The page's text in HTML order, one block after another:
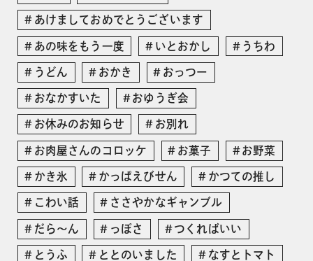
あけましておめでとうございます
あの味をもう一度 いとおかし うちわ
うどん おかき おっつー
おなかすいた おゆうぎ会
お休みのお知らせ お別れ
お肉屋さんのコロッケ お菓子 お野菜
かき氷 かっぱえびせん かつての推し
こわい話 ささやかなギャンブル
だら〜ん っぽさ つくればいい
とうふ ととのいました なすとトマト